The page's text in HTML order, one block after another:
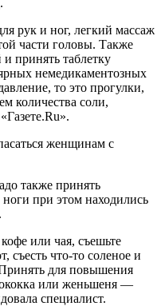
рук и ног, легкий массаж
части головы. Также
принять таблетку
немедикаментозных
то это прогулки,
количества соли,
женщинам с
также принять
при этом находились
или чая, съешьте
съесть что-то соленое и
для повышения
или женьшеня —
специалист.